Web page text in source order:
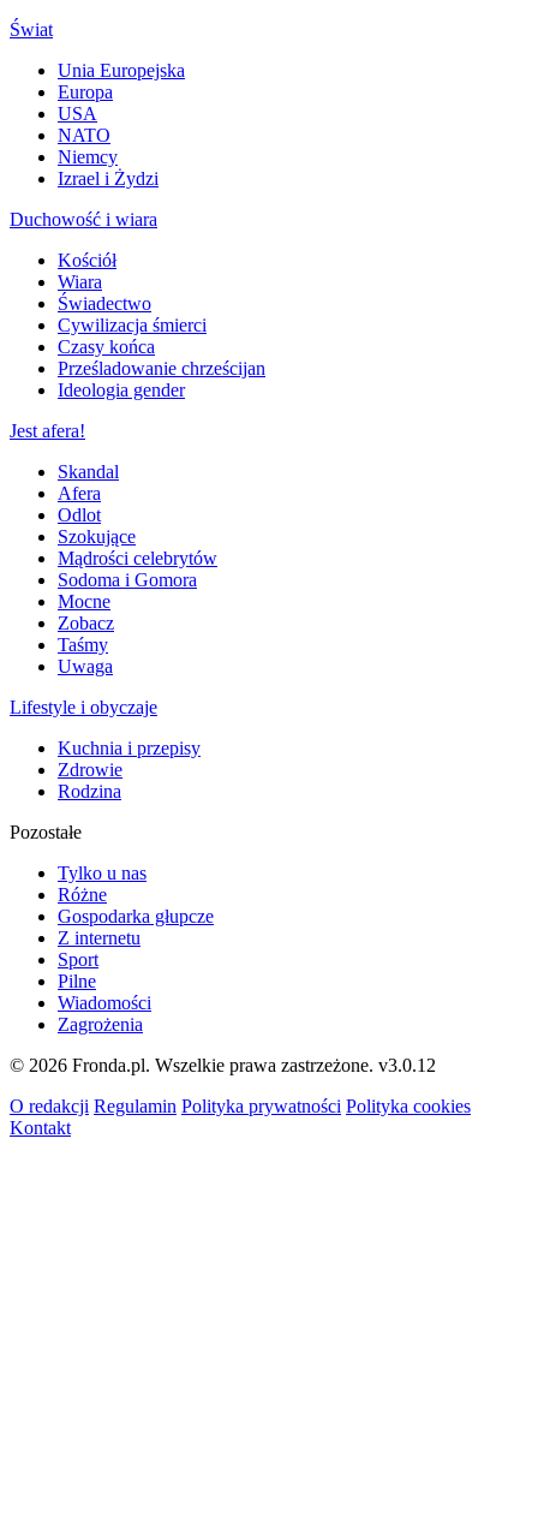
Świat
Unia Europejska
Europa
USA
NATO
Niemcy
Izrael i Żydzi
Duchowość i wiara
Kościół
Wiara
Świadectwo
Cywilizacja śmierci
Czasy końca
Prześladowanie chrześcijan
Ideologia gender
Jest afera!
Skandal
Afera
Odlot
Szokujące
Mądrości celebrytów
Sodoma i Gomora
Mocne
Zobacz
Taśmy
Uwaga
Lifestyle i obyczaje
Kuchnia i przepisy
Zdrowie
Rodzina
Pozostałe
Tylko u nas
Różne
Gospodarka głupcze
Z internetu
Sport
Pilne
Wiadomości
Zagrożenia
© 2026 Fronda.pl. Wszelkie prawa zastrzeżone. v3.0.12
O redakcji Regulamin Polityka prywatności Polityka cookies
Kontakt